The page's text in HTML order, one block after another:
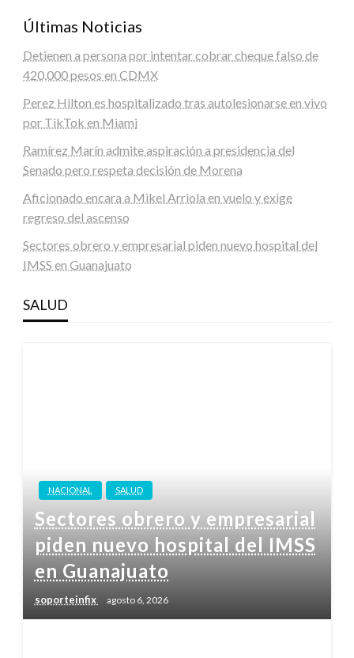
Últimas Noticias
Detienen a persona por intentar cobrar cheque falso de
420,000 pesos en CDMX
Perez Hilton es hospitalizado tras autolesionarse en vivo
por TikTok en Miami
Ramírez Marín admite aspiración a presidencia del
Senado pero respeta decisión de Morena
Aficionado encara a Mikel Arriola en vuelo y exige
regreso del ascenso
Sectores obrero y empresarial piden nuevo hospital del
IMSS en Guanajuato
SALUD
NACIONAL SALUD
Sectores obrero y empresarial
piden nuevo hospital del IMSS
en Guanajuato
soporteinfix agosto 6, 2026